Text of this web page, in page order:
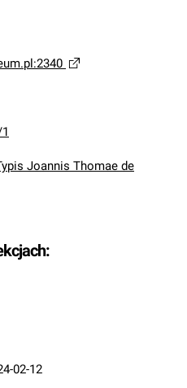
Joannis Thomae de
02-12